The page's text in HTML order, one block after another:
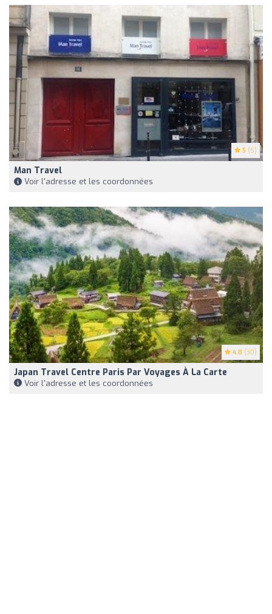
5 (5)
Man Travel
Voir l'adresse et les coordonnées
4.8 (30)
Japan Travel Centre Paris Par Voyages À La Carte
Voir l'adresse et les coordonnées